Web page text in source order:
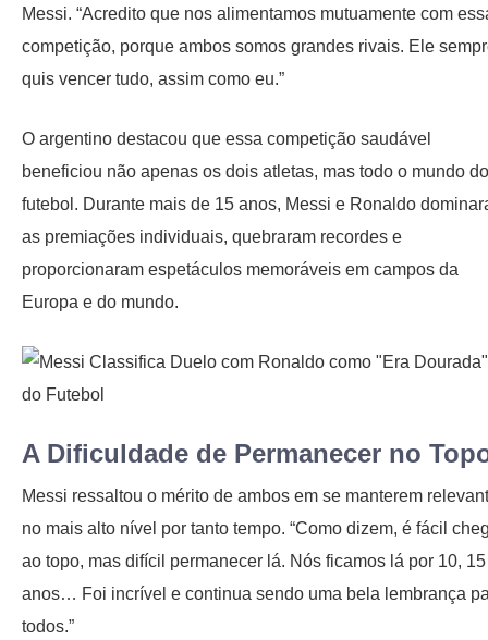
Messi. “Acredito que nos alimentamos mutuamente com
competição, porque ambos somos grandes rivais. Ele
quis vencer tudo, assim como eu.”
O argentino destacou que essa competição saudável
beneficiou não apenas os dois atletas, mas todo o mundo do
futebol. Durante mais de 15 anos, Messi e Ronaldo
as premiações individuais, quebraram recordes e
proporcionaram espetáculos memoráveis em campos da
Europa e do mundo.
A Dificuldade de Permanecer no
Messi ressaltou o mérito de ambos em se manterem
no mais alto nível por tanto tempo. “Como dizem, é fácil
ao topo, mas difícil permanecer lá. Nós ficamos lá por 10, 15
anos… Foi incrível e continua sendo uma bela lembrança
todos.”